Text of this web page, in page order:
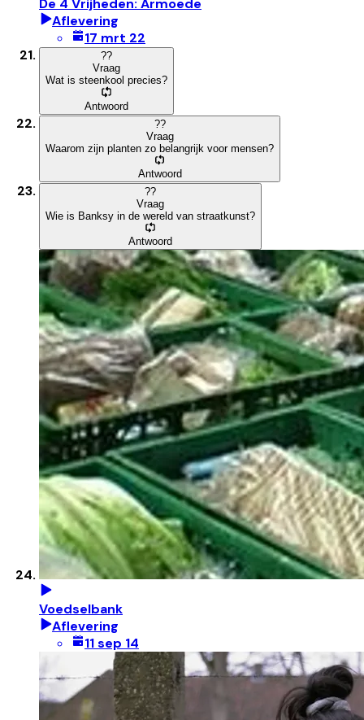
De 4 Vrijheden: Armoede
Aflevering
17 mrt 22
??
Vraag
Wat is steenkool precies?
Antwoord
??
Vraag
Waarom zijn planten zo belangrijk voor mensen?
Antwoord
??
Vraag
Wie is Banksy in de wereld van straatkunst?
Antwoord
Voedselbank
Aflevering
11 sep 14